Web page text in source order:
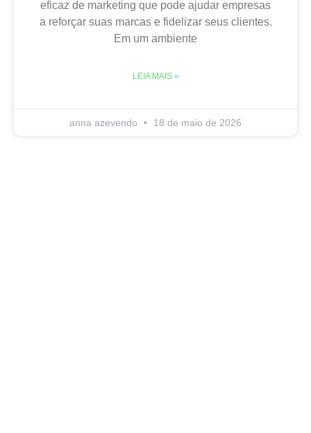
eficaz de marketing que pode ajudar empresas
a reforçar suas marcas e fidelizar seus clientes.
Em um ambiente
LEIA MAIS »
anna azevendo 18 de maio de 2026